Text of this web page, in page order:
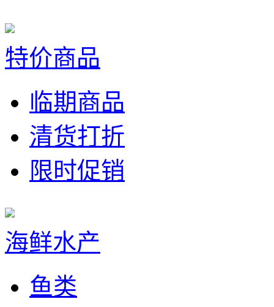
特价商品
临期商品
清货打折
限时促销
海鲜水产
鱼类